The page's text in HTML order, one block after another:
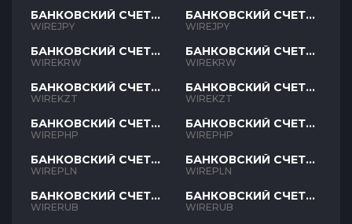
БАНКОВСКИЙ СЧЕТ
JPY
WIREJPY
БАНКОВСКИЙ СЧЕТ
KRW
WIREKRW
БАНКОВСКИЙ СЧЕТ
KZT
WIREKZT
БАНКОВСКИЙ СЧЕТ
PHP
WIREPHP
БАНКОВСКИЙ СЧЕТ
PLN
WIREPLN
БАНКОВСКИЙ СЧЕТ
RUB
WIRERUB
БАНКОВСКИЙ СЧЕТ
JPY
WIREJPY
БАНКОВСКИЙ СЧЕТ
KRW
WIREKRW
БАНКОВСКИЙ СЧЕТ
KZT
WIREKZT
БАНКОВСКИЙ СЧЕТ
PHP
WIREPHP
БАНКОВСКИЙ СЧЕТ
PLN
WIREPLN
БАНКОВСКИЙ СЧЕТ
RUB
WIRERUB